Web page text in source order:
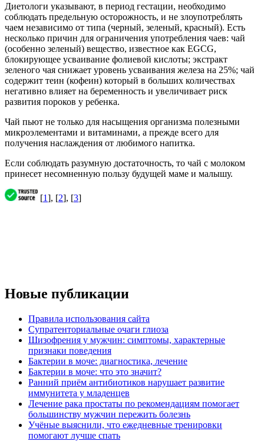
Диетологи указывают, в период гестации, необходимо
соблюдать предельную осторожность, и не злоупотреблять
чаем независимо от типа (черный, зеленый, красный). Есть
несколько причин для ограничения употребления чаев: чай
(особенно зеленый) вещество, известное как EGCG,
блокирующее усваивание фолиевой кислоты; экстракт
зеленого чая снижает уровень усваивания железа на 25%; чай
содержит теин (кофеин) который в больших количествах
негативно влияет на беременность и увеличивает риск
развития пороков у ребенка.
Чай пьют не только для насыщения организма полезными
микроэлементами и витаминами, а прежде всего для
получения наслаждения от любимого напитка.
Если соблюдать разумную достаточность, то чай с молоком
принесет несомненную пользу будущей маме и малышу.
[1], [2], [3]
Новые публикации
Правила использования сайта
Супратенториальные очаги глиоза
Шизофрения у мужчин: симптомы, характерные
признаки поведения
Бактерии в моче: диагностика, лечение
Бактерии в моче: что это значит?
Ранний приём антибиотиков нарушает развитие
иммунитета у младенцев
Лечение рака простаты по рекомендациям помогает
большинству мужчин пережить болезнь
Учёные выяснили, что ежедневные тренировки
помогают лучше спать